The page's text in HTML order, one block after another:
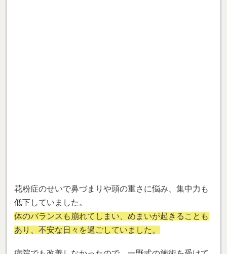
病院でも改善しなかったので、一野式の施術を受けて
みました。
初回から頭の重さが軽くなり、体も楽になって驚きま